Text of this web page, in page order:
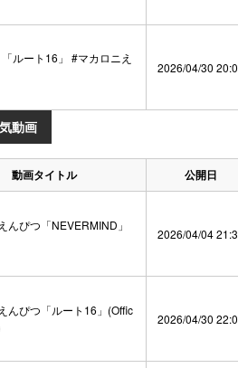
「ルート16」 #マカロニえ
2026/04/30
動画
動画タイトル 公開日
んぴつ「NEVERMIND」
2026/04/04
んぴつ「ルート16」(Offic
2026/04/30